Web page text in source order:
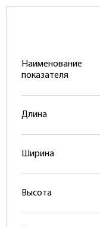
Наименование
показателя
Длина
Ширина
Высота